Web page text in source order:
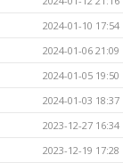
2024-01-10 17:54
2024-01-06 21:09
2024-01-05 19:50
2024-01-03 18:37
2023-12-27 16:34
2023-12-19 17:28